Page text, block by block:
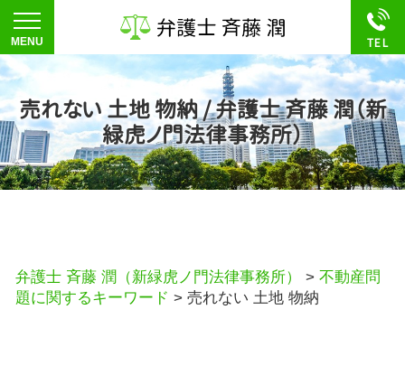
売れない 土地 物納 / 弁護士 斉藤 潤（新
緑虎ノ門法律事務所）
弁護士 斉藤 潤（新緑虎ノ門法律事務所） > 不動産問
題に関するキーワード > 売れない 土地 物納